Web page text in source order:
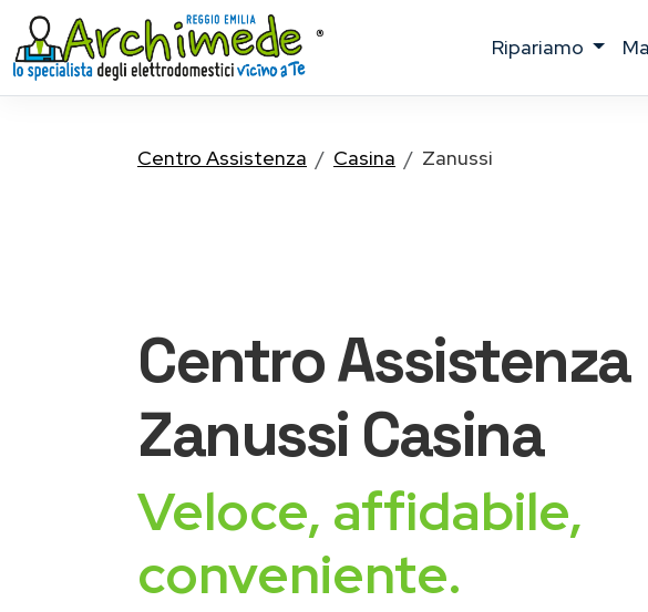
ripariamo
Centro Assistenza Casina Zanussi
Centro Assistenza
Zanussi Casina
Veloce, affidabile,
conveniente.